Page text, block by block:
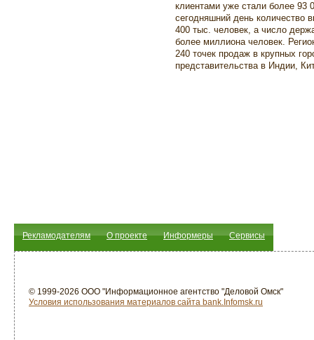
клиентами уже стали более 93
сегодняшний день количество
400 тыс. человек, а число
более миллиона человек.
240 точек продаж в крупных
представительства в Индии,
Рекламодателям О проекте Информеры Сервисы
© 1999-2026 ООО "Информационное агентство "Деловой Омск"
Условия использования материалов сайта bank.Infomsk.ru